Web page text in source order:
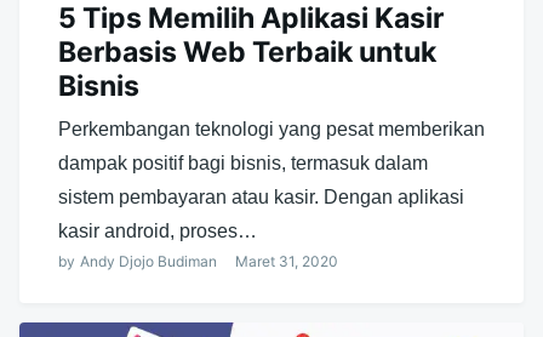
5 Tips Memilih Aplikasi Kasir
Berbasis Web Terbaik untuk
Bisnis
Perkembangan teknologi yang pesat memberikan
dampak positif bagi bisnis, termasuk dalam
sistem pembayaran atau kasir. Dengan aplikasi
kasir android, proses…
by Andy Djojo Budiman Maret 31, 2020